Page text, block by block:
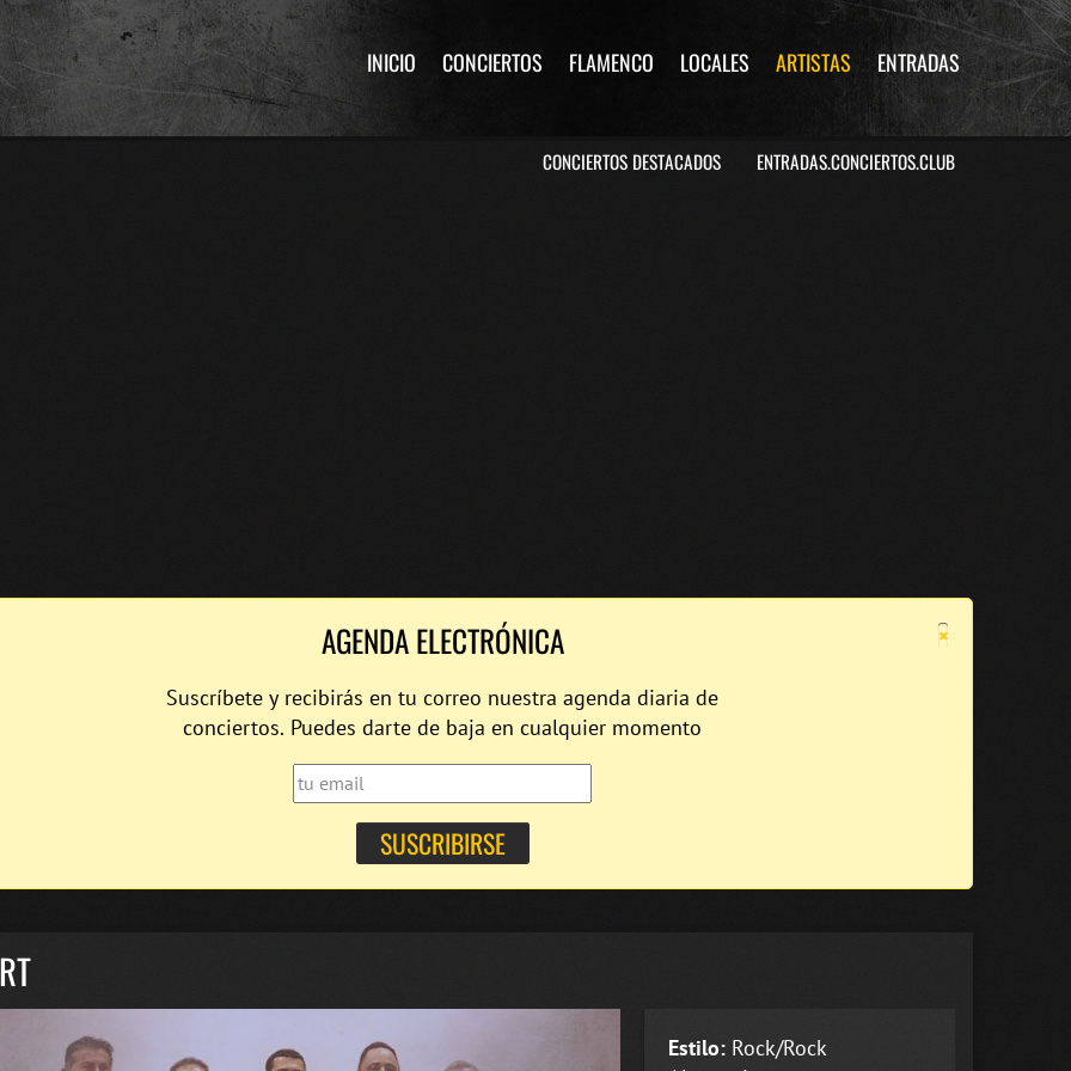
INICIO CONCIERTOS FLAMENCO LOCALES ARTISTAS ENTRADAS
CONCIERTOS DESTACADOS ENTRADAS.CONCIERTOS.CLUB
×
AGENDA ELECTRÓNICA
Suscríbete y recibirás en tu correo nuestra agenda diaria de
conciertos. Puedes darte de baja en cualquier momento
Estilo: Rock/Rock